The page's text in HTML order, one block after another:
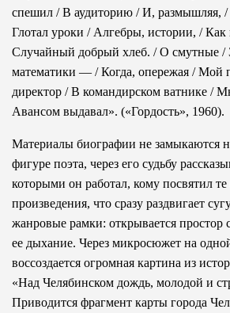
спешил / В аудиторию / И, размышляя, /
Глотал уроки / Алгебры, истории, / Как
Случайный добрый хлеб. / О смутные /
математики — / Когда, опережая / Мой
директор / В командирском ватнике /
Авансом выдавал». («Гордость», 1960).
Материалы биографии не замыкаются
фигуре поэта, через его судьбу
которыми он работал, кому посвятил
произведения, что сразу раздвигает
жанровые рамки: открывается простор
ее дыхание. Через микросюжет на
воссоздается огромная картина из
«Над Челябинском дождь, молодой и
Приводится фрагмент карты города